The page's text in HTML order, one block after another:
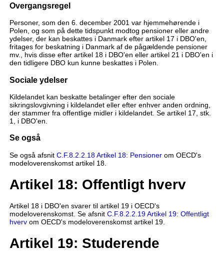
Overgangsregel
Personer, som den 6. december 2001 var hjemmehørende i
Polen, og som på dette tidspunkt modtog pensioner eller andre
ydelser, der kan beskattes i Danmark efter artikel 17 i DBO'en,
fritages for beskatning i Danmark af de pågældende pensioner
mv., hvis disse efter artikel 18 i DBO'en eller artikel 21 i DBO'en i
den tidligere DBO kun kunne beskattes i Polen.
Sociale ydelser
Kildelandet kan beskatte betalinger efter den sociale
sikringslovgivning i kildelandet eller efter enhver anden ordning,
der stammer fra offentlige midler i kildelandet. Se artikel 17, stk.
1, i DBO'en.
Se også
Se også afsnit C.F.8.2.2.18 Artikel 18: Pensionerom OECD's
modeloverenskomst artikel 18.
Artikel 18: Offentligt hverv
Artikel 18 i DBO'en svarer til artikel 19 i OECD's
modeloverenskomst. Se afsnit C.F.8.2.2.19 Artikel 19: Offentligt
hvervom OECD's modeloverenskomst artikel 19.
Artikel 19: Studerende